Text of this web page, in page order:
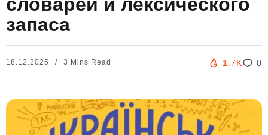
запаса
18.12.2025 3 Mins Read 1.7K 0